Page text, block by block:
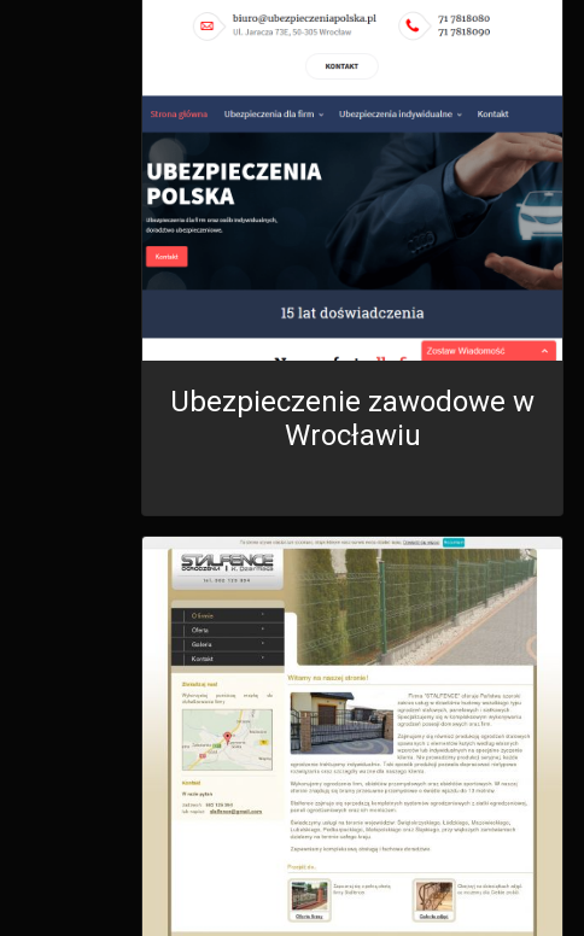
Ubezpieczenie zawodowe w
Wrocławiu